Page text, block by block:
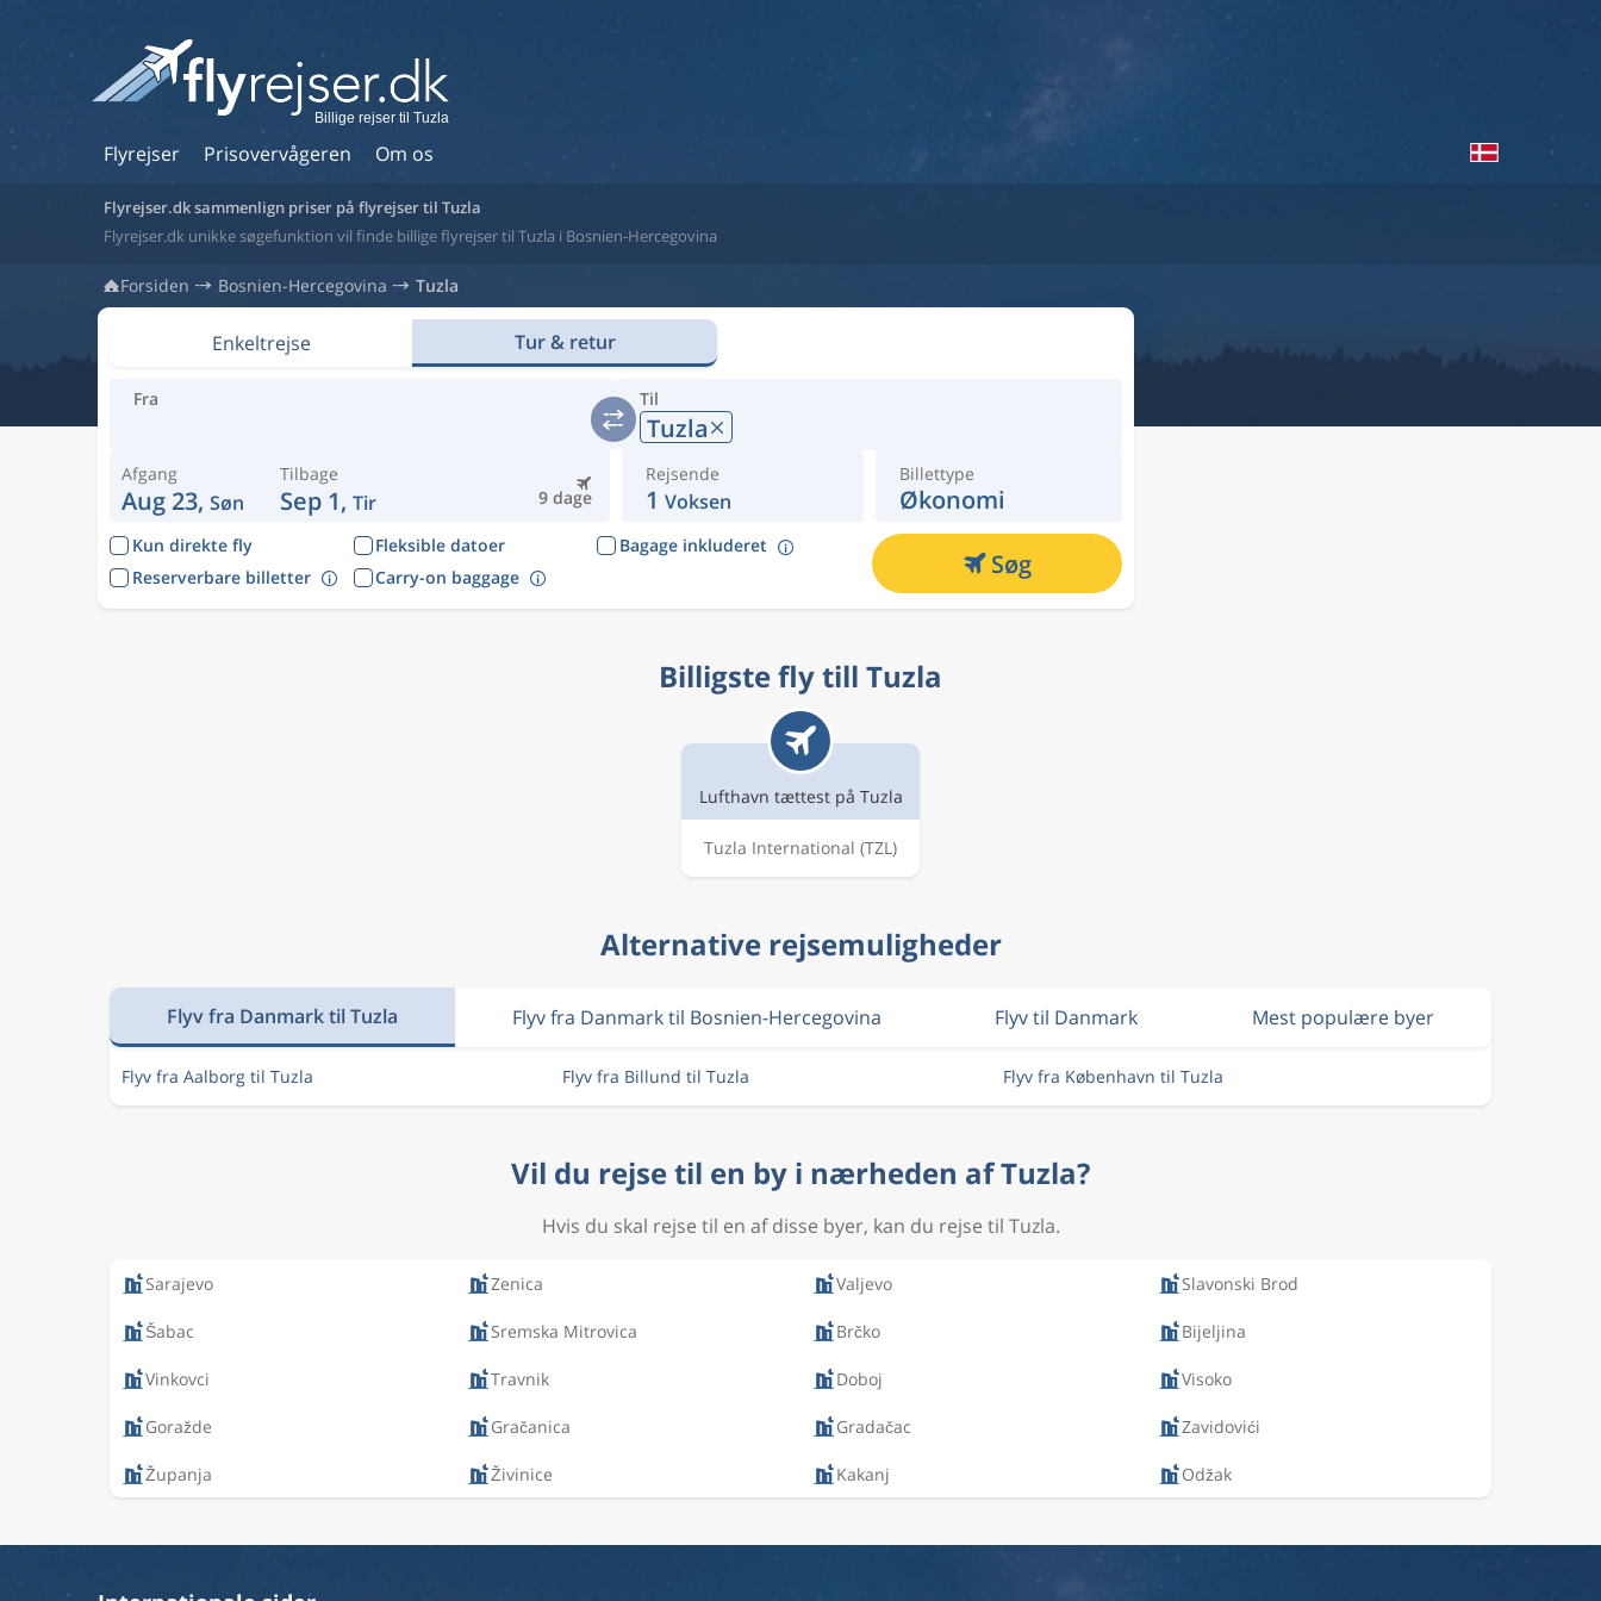
Flyrejser Prisovervågeren Om os
Billige rejser til Tuzla
Flyrejser.dk sammenlign priser på flyrejser til Tuzla
Flyrejser.dk unikke søgefunktion vil finde billige flyrejser til Tuzla i Bosnien-Hercegovina
Forsiden Bosnien-Hercegovina Tuzla
Enkeltrejse Tur & retur
Fra Til
Tuzla
Afgang
Aug 23, Søn 9 dage
Tilbage
Sep 1, Tir
Rejsende
1 Voksen
Billettype
Økonomi
Kun direkte fly Fleksible datoer
Bagage inkluderet
Reserverbare billetter
Carry-on baggage Søg
Billigste fly till Tuzla
Lufthavn tættest på Tuzla
Tuzla International (TZL)
Alternative rejsemuligheder
Flyv fra Danmark til Tuzla Flyv fra Danmark til Bosnien-Hercegovina Flyv til Danmark Mest populære byer
Flyv fra Aalborg til Tuzla Flyv fra Billund til Tuzla Flyv fra København til Tuzla
Vil du rejse til en by i nærheden af Tuzla?
Hvis du skal rejse til en af disse byer, kan du rejse til Tuzla.
Sarajevo Zenica Valjevo Slavonski Brod
Šabac Sremska Mitrovica Brčko Bijeljina
Vinkovci Travnik Doboj Visoko
Goražde Gračanica Gradačac Zavidovići
Županja Živinice Kakanj Odžak